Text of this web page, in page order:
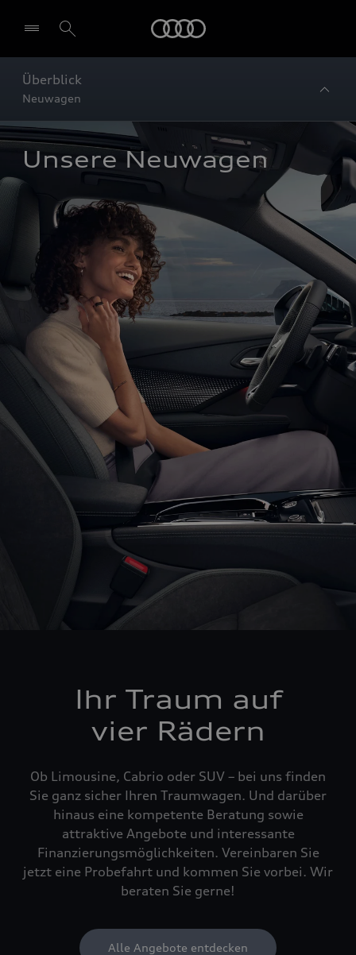
Überblick
Neuwagen
Unsere Neuwagen
Ihr Traum auf
vier Rädern
Ob Limousine, Cabrio oder SUV – bei uns finden
Sie ganz sicher Ihren Traumwagen. Und darüber
hinaus eine kompetente Beratung sowie
attraktive Angebote und interessante
Finanzierungsmöglichkeiten. Vereinbaren Sie
jetzt eine Probefahrt und kommen Sie vorbei. Wir
beraten Sie gerne!
Alle Angebote entdecken